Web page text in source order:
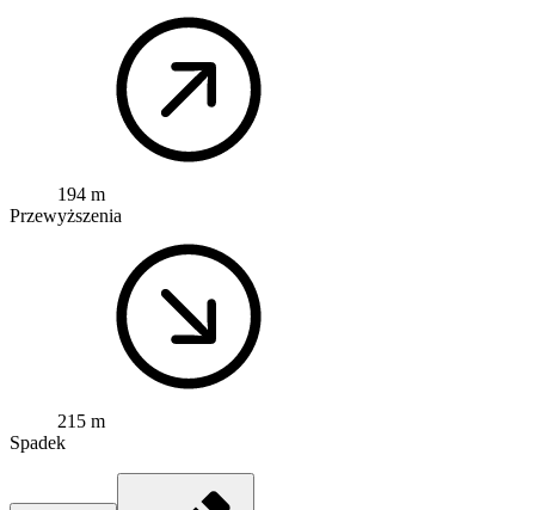
194 m
Przewyższenia
215 m
Spadek